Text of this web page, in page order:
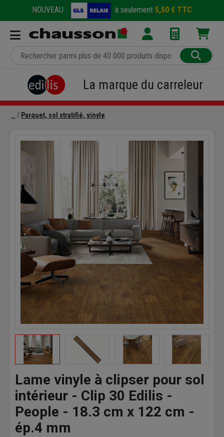
NOUVEAU : à seulement 5,50 € TTC
La marque du carreleur
Parquet, sol stratifié, vinyle
Lame vinyle à clipser pour sol
intérieur - Clip 30 Edilis -
People - 18.3 cm x 122 cm -
ép.4 mm